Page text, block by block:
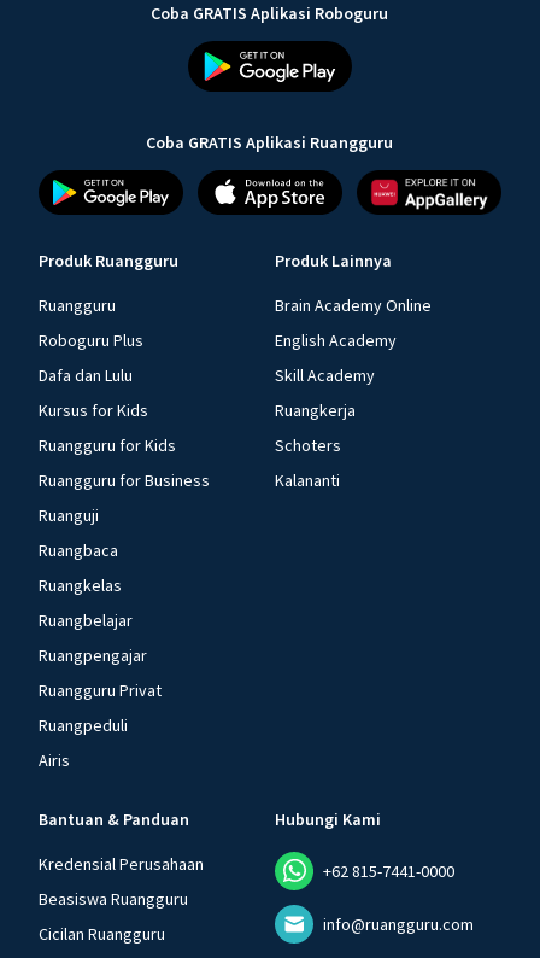
Coba GRATIS Aplikasi Roboguru
Coba GRATIS Aplikasi Ruangguru
Produk Ruangguru
Ruangguru
Roboguru Plus
Dafa dan Lulu
Kursus for Kids
Ruangguru for Kids
Ruangguru for Business
Ruanguji
Ruangbaca
Ruangkelas
Ruangbelajar
Ruangpengajar
Ruangguru Privat
Ruangpeduli
Airis
Produk Lainnya
Brain Academy Online
English Academy
Skill Academy
Ruangkerja
Schoters
Kalananti
Bantuan & Panduan
Kredensial Perusahaan
Beasiswa Ruangguru
Cicilan Ruangguru
Hubungi Kami
+62 815-7441-0000
info@ruangguru.com